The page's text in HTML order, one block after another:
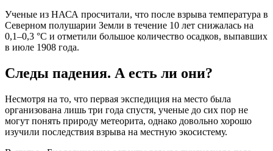
Ученые из НАСА просчитали, что после взрыва температура в
Северном полушарии Земли в течение 10 лет снижалась на
0,1–0,3 °С и отметили большое количество осадков, выпавших
в июле 1908 года.
Следы падения. А есть ли они?
Несмотря на то, что первая экспедиция на место была
организована лишь три года спустя, ученые до сих пор не
могут понять природу метеорита, однако довольно хорошо
изучили последствия взрыва на местную экосистему.